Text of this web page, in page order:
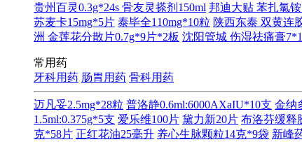
贵州百灵0.3g*24s 骨友灵搽剂150ml 邦迪大贴 苯扎氯
苏麦卡15mg*5片 泰毕全110mg*10粒 陕西东泰 双黄连
洲 金莲花分散片0.7g*9片*2板 沈阳管城 伤湿祛痛膏
常用药
牙科用药 肠胃用药 骨科用药
迈凡妥2.5mg*28粒 普洛静0.6ml:6000AXaIU*10支 金纳
1.5ml:0.375g*5支 爱乐维100片 黛力新20片 布洛芬缓释
克*58片 正红花油25毫升 养心生脉颗粒14克*9袋 新峰